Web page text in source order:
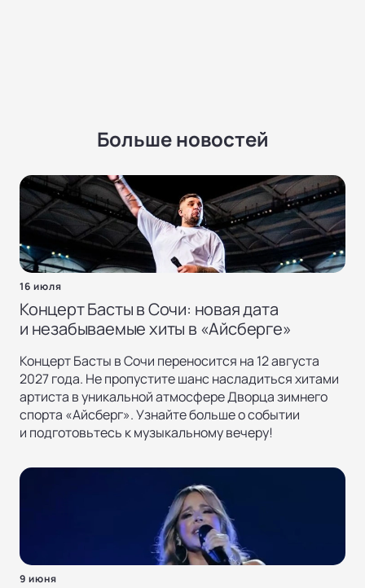
Больше новостей
16 июля
Концерт Басты в Сочи: новая дата
и незабываемые хиты в «Айсберге»
Концерт Басты в Сочи переносится на 12 августа
2027 года. Не пропустите шанс насладиться хитами
артиста в уникальной атмосфере Дворца зимнего
спорта «Айсберг». Узнайте больше о событии
и подготовьтесь к музыкальному вечеру!
9 июня